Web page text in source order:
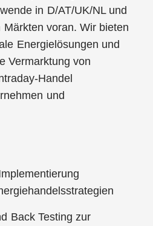
in D/AT/UK/NL und
voran. Wir bieten
Energielösungen und
Vermarktung von
Handel
und
Back Testing zur